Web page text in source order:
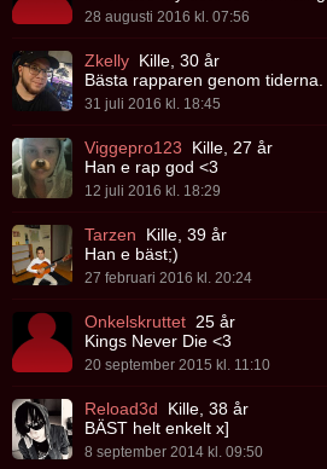
28 augusti 2016 kl. 07:56
Zkelly Kille, 30 år
Bästa rapparen genom tiderna.
31 juli 2016 kl. 18:45
Viggepro123
Kille, 27 år
Han e rap god <3
12 juli 2016 kl. 18:29
Tarzen
Kille, 39 år
Han e bäst;)
27 februari 2016 kl. 20:24
Onkelskruttet 25 år
Kings Never Die <3
20 september 2015 kl. 11:10
Reload3d
Kille, 38 år
BÄST helt enkelt x]
8 september 2014 kl. 09:50